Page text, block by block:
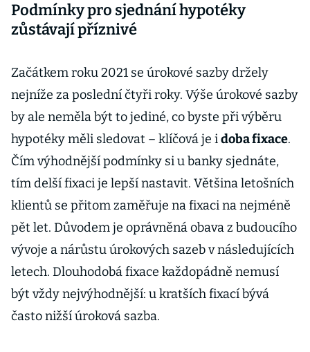
Podmínky pro sjednání hypotéky
zůstávají příznivé
Začátkem roku 2021 se úrokové sazby držely
nejníže za poslední čtyři roky. Výše úrokové sazby
by ale neměla být to jediné, co byste při výběru
hypotéky měli sledovat – klíčová je idoba fixace.
Čím výhodnější podmínky si u banky sjednáte,
tím delší fixaci je lepší nastavit. Většina letošních
klientů se přitom zaměřuje na fixaci na nejméně
pět let. Důvodem je oprávněná obava z budoucího
vývoje a nárůstu úrokových sazeb v následujících
letech. Dlouhodobá fixace každopádně nemusí
být vždy nejvýhodnější: u kratších fixací bývá
často nižší úroková sazba.